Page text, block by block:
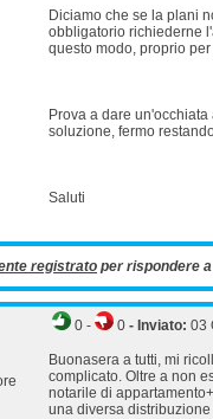
Diciamo che se la plani
obbligatorio richiederne
questo modo, proprio
Prova a dare
soluzione, fermo
Saluti
registrato per rispondere
0 - 0 - Inviato: 03
Buonasera a tutti, mi
complicato. Oltre a non
notarile di
una diversa